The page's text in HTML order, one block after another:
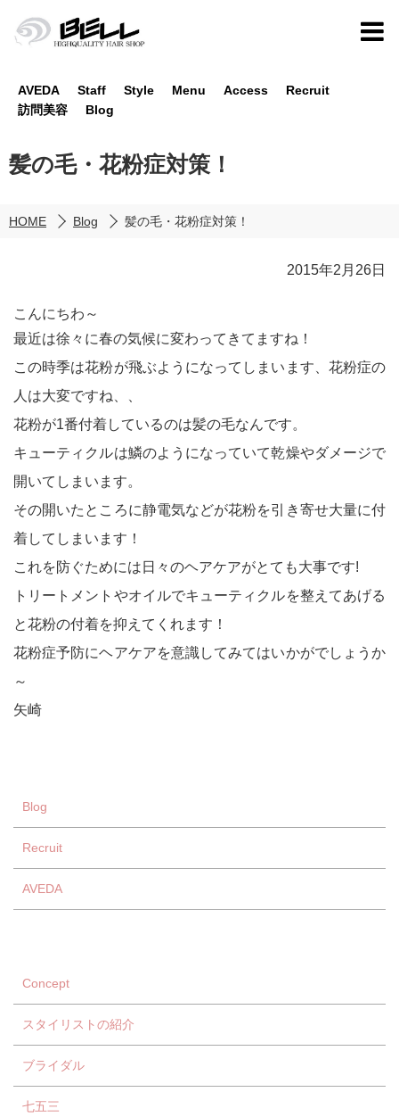
AVEDA Staff Style Menu Access
Recruit
訪問美容
Blog
髪の毛・花粉症対策！
HOME Blog 髪の毛・花粉症対策！
2015年2月26日
こんにちわ～
最近は徐々に春の気候に変わってきてますね！
この時季は花粉が飛ぶようになってしまいます、花粉症の
人は大変ですね、、
花粉が1番付着しているのは髪の毛なんです。
キューティクルは鱗のようになっていて乾燥やダメージで
開いてしまいます。
その開いたところに静電気などが花粉を引き寄せ大量に付
着してしまいます！
これを防ぐためには日々のヘアケアがとても大事です!
トリートメントやオイルでキューティクルを整えてあげる
と花粉の付着を抑えてくれます！
花粉症予防にヘアケアを意識してみてはいかがでしょうか
～
矢崎
Blog
Recruit
AVEDA
Concept
スタイリストの紹介
ブライダル
七五三